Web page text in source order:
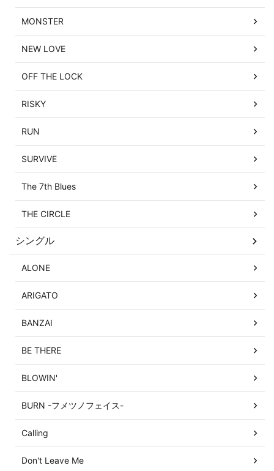
MONSTER
NEW LOVE
OFF THE LOCK
RISKY
RUN
SURVIVE
The 7th Blues
THE CIRCLE
シングル
ALONE
ARIGATO
BANZAI
BE THERE
BLOWIN'
BURN -フメツノフェイス-
Calling
Don't Leave Me